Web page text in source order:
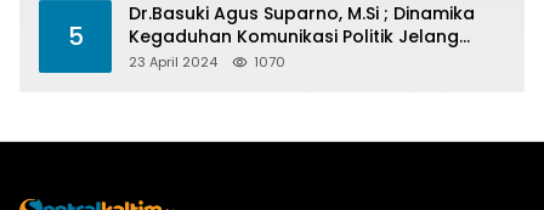
5
Dr.Basuki Agus Suparno, M.Si ; Dinamika
Kegaduhan Komunikasi Politik Jelang
Pesta Politik 2024
23 April 2024 1070